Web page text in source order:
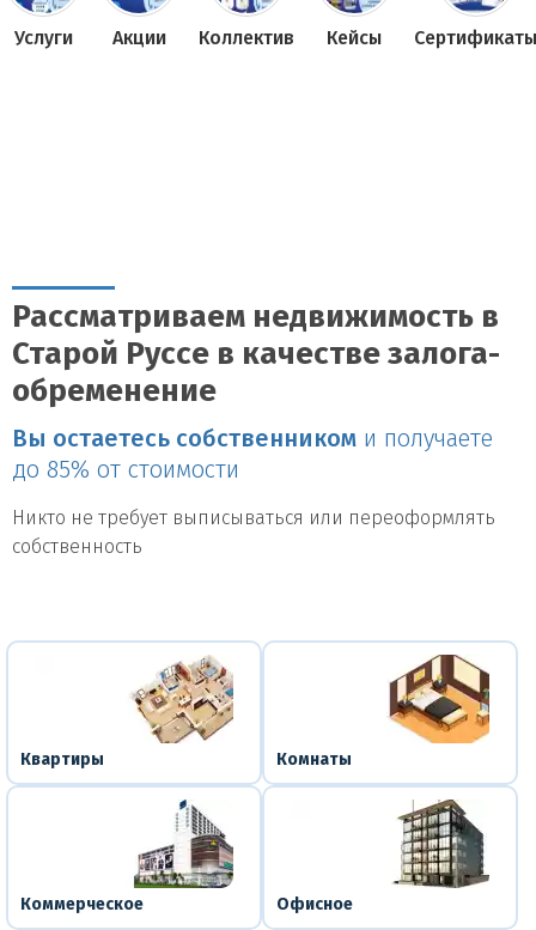
Услуги Акции Коллектив Кейсы Сертификаты
Рассматриваем недвижимость в
Старой Руссе в качестве залога-
обременение
Вы остаетесь собственником и получаете
до 85% от стоимости
Никто не требует выписываться или переоформлять
собственность
Квартиры Комнаты
Коммерческое Офисное